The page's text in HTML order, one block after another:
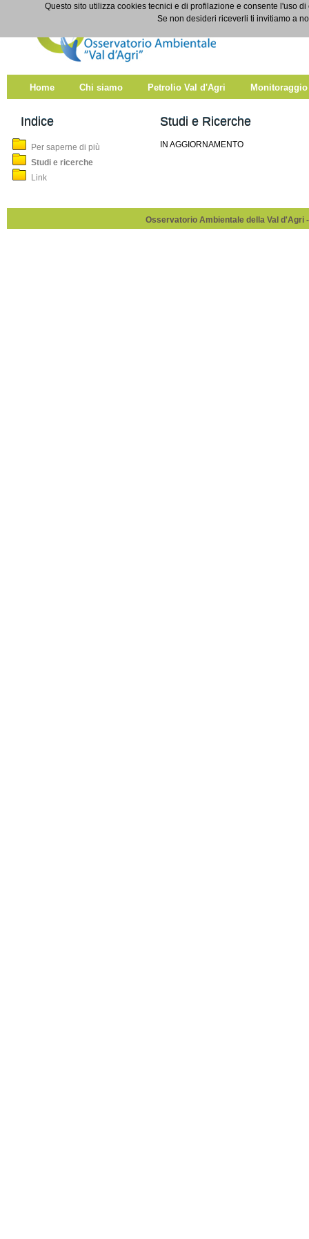
Salta al contenuto
Studi e ricerche
Home Chi siamo Petrolio Val d'Agri Monitoraggio
Indice
Per saperne di più
Studi e ricerche
Link
Studi e Ricerche
IN AGGIORNAMENTO
Osservatorio Ambientale della Val d'Agri
Questo sito utilizza cookies tecnici e di profilazione e consente l'uso
Se non desideri riceverli ti invitiamo a